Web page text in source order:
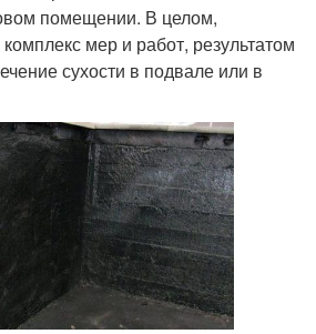
помещении. В целом,
мер и работ, результатом
сухости в подвале или в